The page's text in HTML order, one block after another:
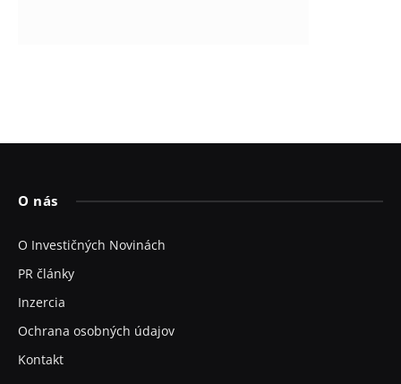
O nás
O Investičných Novinách
PR články
Inzercia
Ochrana osobných údajov
Kontakt